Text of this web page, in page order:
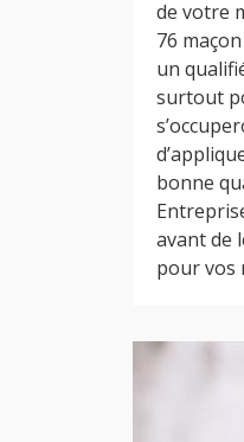
de votre
76
un
surtout
bonne
avant de
pour vos